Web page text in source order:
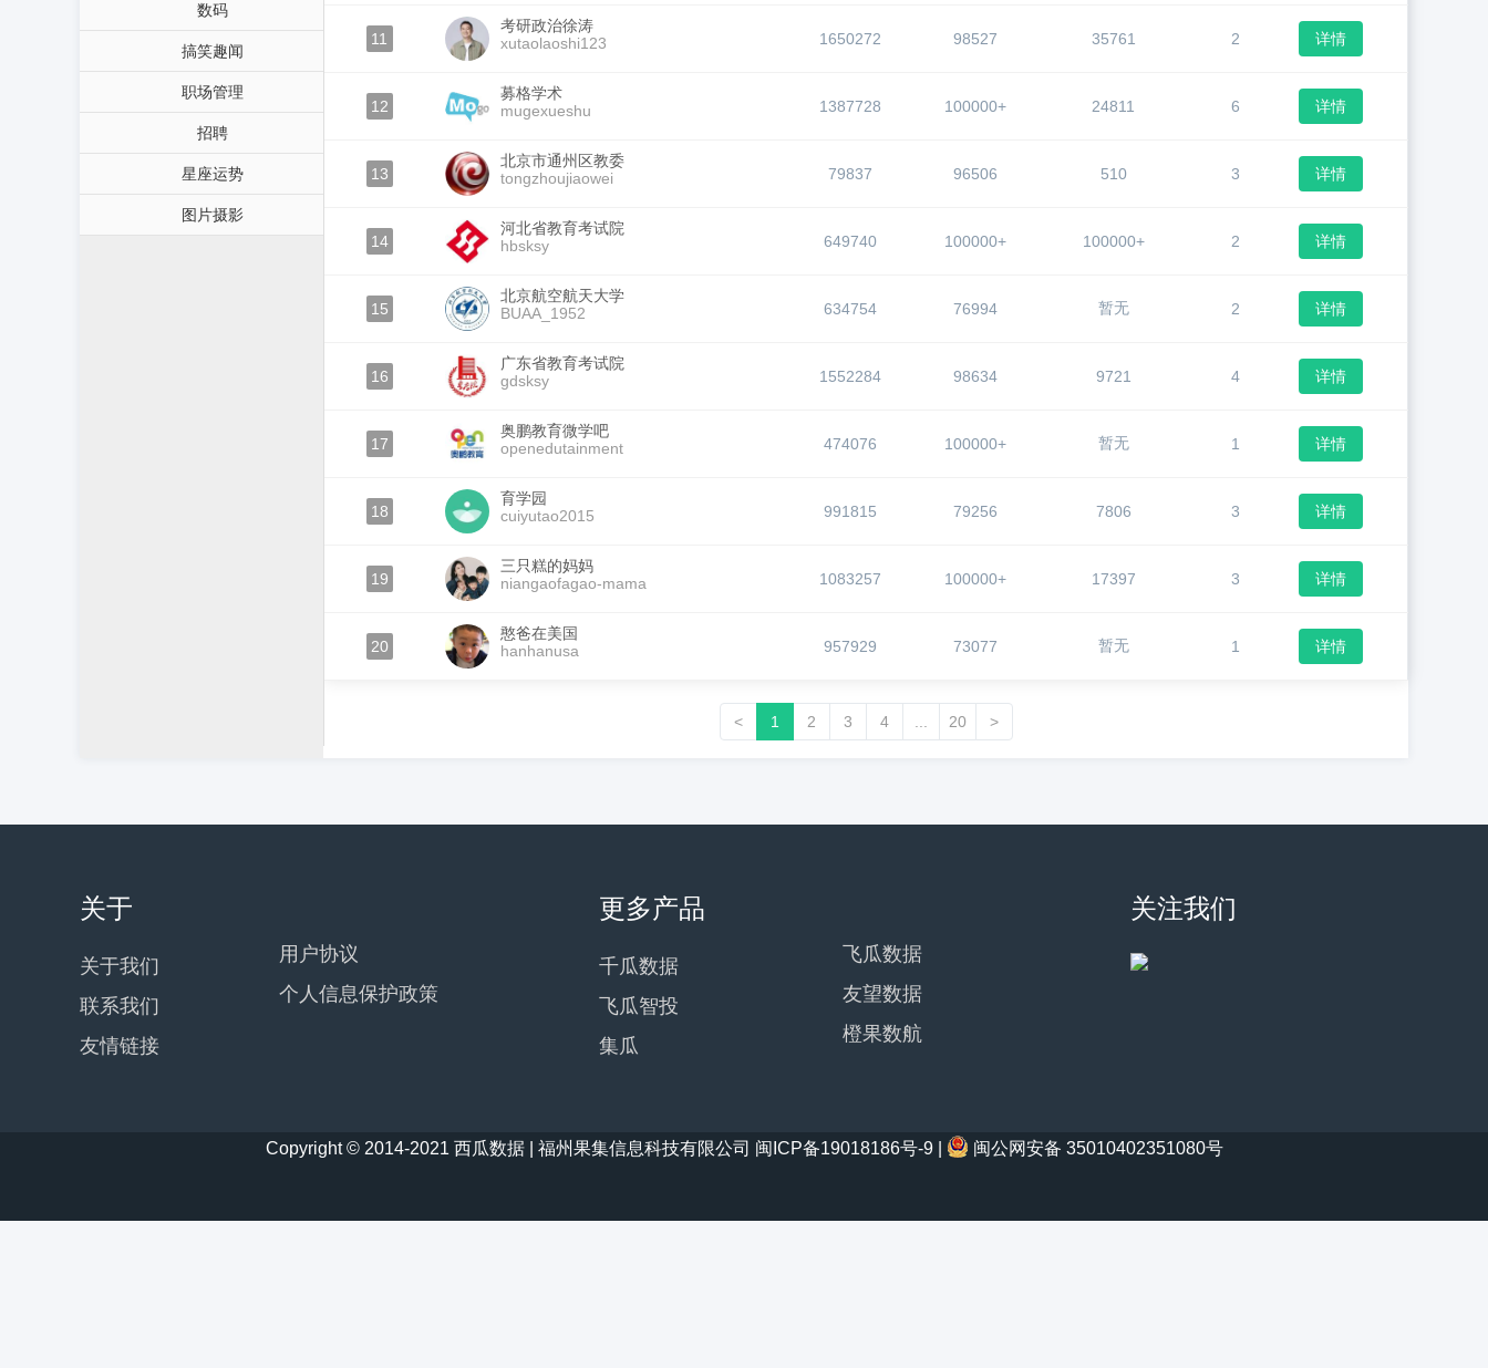
数码
搞笑趣闻
职场管理
招聘
星座运势
图片摄影
11
考研政治徐涛
xutaolaoshi123
1650272 98527 35761 2 详情
12
募格学术
mugexueshu
1387728 100000+ 24811 6 详情
13
北京市通州区教委
tongzhoujiaowei
79837 96506 510 3 详情
14
河北省教育考试院
hbsksy
649740 100000+ 100000+ 2 详情
15
北京航空航天大学
BUAA_1952
634754 76994 暂无 2 详情
16
广东省教育考试院
gdsksy
1552284 98634 9721 4 详情
17
奥鹏教育微学吧
openedutainment
474076 100000+ 暂无 1 详情
18
育学园
cuiyutao2015
991815 79256 7806 3 详情
19
三只糕的妈妈
niangaofagao-mama
1083257 100000+ 17397 3 详情
20
憨爸在美国
hanhanusa
957929 73077 暂无 1 详情
< 1 2 3 4 20 >
关于
关于我们
联系我们
友情链接
用户协议
个人信息保护政策
更多产品
千瓜数据
飞瓜智投
集瓜
飞瓜数据
友望数据
橙果数航
关注我们
Copyright © 2014-2021 西瓜数据 | 福州果集信息科技有限公司 闽ICP备19018186号-9 闽公网安备 35010402351080号